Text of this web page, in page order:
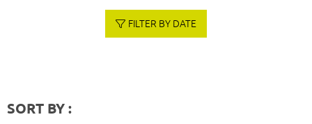
FILTER BY DATE
SORT BY :